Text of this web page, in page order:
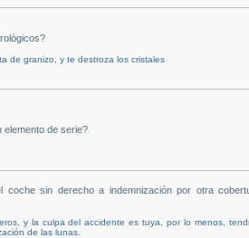
de granizo, y te destroza los cristales
elemento de serie?
coche sin derecho a indemnización por otra
y la culpa del accidente es tuya, por lo menos,
de las lunas.